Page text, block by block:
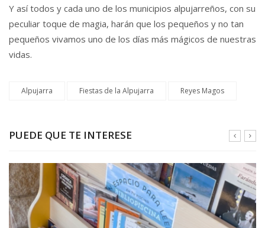
Y así todos y cada uno de los municipios alpujarreños, con su
peculiar toque de magia, harán que los pequeños y no tan
pequeños vivamos uno de los días más mágicos de nuestras
vidas.
Alpujarra Fiestas de la Alpujarra Reyes Magos
PUEDE QUE TE INTERESE